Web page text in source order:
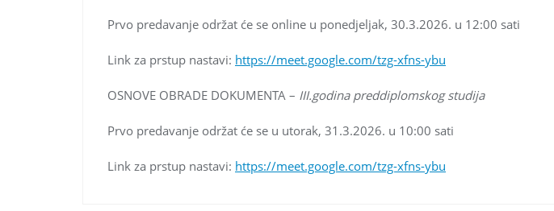
Prvo predavanje održat će se online u ponedjeljak, 30.3.2026. u 12:00 sati
Link za prstup nastavi: https://meet.google.com/tzg-xfns-ybu
OSNOVE OBRADE DOKUMENTA – III.godina preddiplomskog studija
Prvo predavanje održat će se u utorak, 31.3.2026. u 10:00 sati
Link za prstup nastavi: https://meet.google.com/tzg-xfns-ybu